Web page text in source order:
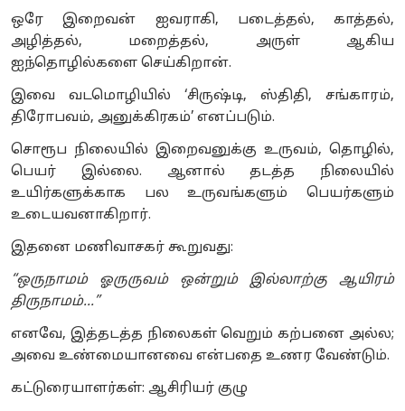
ஒரே இறைவன் ஐவராகி, படைத்தல், காத்தல்,
அழித்தல், மறைத்தல், அருள் ஆகிய
ஐந்தொழில்களை செய்கிறான்.
இவை வடமொழியில் ‘சிருஷ்டி, ஸ்திதி, சங்காரம்,
திரோபவம், அனுக்கிரகம்’ எனப்படும்.
சொரூப நிலையில் இறைவனுக்கு உருவம், தொழில்,
பெயர் இல்லை. ஆனால் தடத்த நிலையில்
உயிர்களுக்காக பல உருவங்களும் பெயர்களும்
உடையவனாகிறார்.
இதனை மணிவாசகர் கூறுவது:
“ஒருநாமம் ஓருருவம் ஒன்றும் இல்லாற்கு ஆயிரம்
திருநாமம்...”
எனவே, இத்தடத்த நிலைகள் வெறும் கற்பனை அல்ல;
அவை உண்மையானவை என்பதை உணர வேண்டும்.
கட்டுரையாளர்கள்: ஆசிரியர் குழு